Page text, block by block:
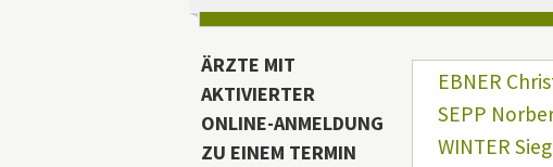
Zusätzliche Ressourcen
ÄRZTE MIT
AKTIVIERTER
ONLINE-ANMELDUNG
ZU EINEM TERMIN
EBNER
SEPP
WINTER